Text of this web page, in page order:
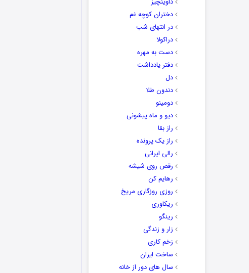
دختران کوچه غم
در انتهای شب
دراکولا
دست به مهره
دفتر یادداشت
دل
دندون طلا
دومینو
دیو و ماه پیشونی
راز بقا
راز یک پرونده
رالی ایرانی
رقص روی شیشه
رهایم کن
روزی روزگاری مریخ
ریکاوری
رینگو
زار و زندگی
زخم کاری
ساخت ایران
سال های دور از خانه